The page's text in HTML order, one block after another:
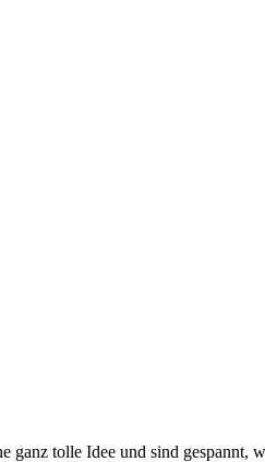
ganz tolle Idee und sind gespannt,